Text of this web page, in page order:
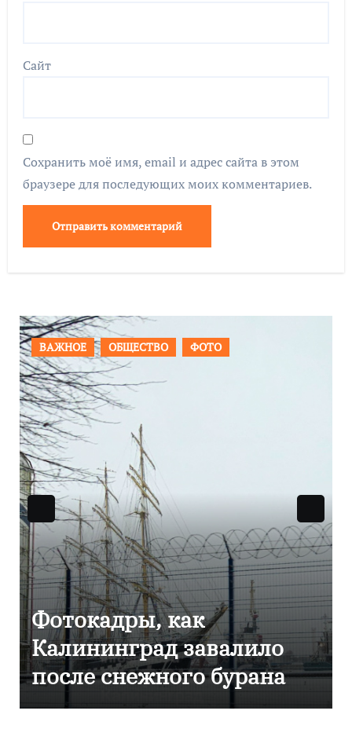
Сайт
Сохранить моё имя, email и адрес сайта в этом
браузере для последующих моих комментариев.
ПРОИСШЕСТВИЯ ФОТО
Фоторепортаж как в
Калининграде
эвакуировали ТЦ из-за
сообщения о